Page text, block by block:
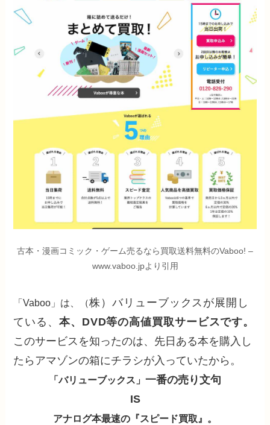
古本・漫画コミック・ゲーム売るなら買取送料無料のVaboo! –
www.vaboo.jpより引用
「Vaboo」は、 （株）バリューブックスが展開し
ている、 本、DVD等の高値買取サービスです。
このサービスを知ったのは、先日ある本を購入し
たらアマゾンの箱にチラシが入っていたから。
「バリューブックス」 一番の売り文句
IS
アナログ本最速の『スピード買取』 。